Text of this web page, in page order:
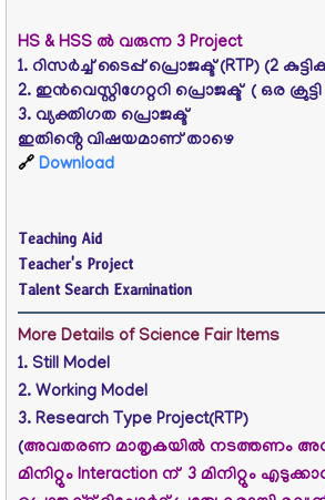
HS & HSS ൽ വരുന്ന 3 Project
1. റിസര്‍ച്ച്‌ ടൈപ്പ്‌ പ്രൊജക്ട്‌(RTP) (2
2. ഇൻവെസ്റ്റിഗേറ്ററി പ്രൊജക്ട്‌ ( ഒര
3. വ്യക്തിഗത പ്രൊജക്ട്‌
ഇതിൻ്റെ വിഷയമാണ് താഴെ
🔗 Download
Teaching Aid
Teacher's Project
Talent Search Examination
More Details of Science Fair Items
1. Still Model
2. Working Model
3. Research Type Project(RTP)
(അവതരണ മാതൃകയിൽ നടത്തണം
മിനിറ്റും Interaction ന് 3 മിനിറ്റും